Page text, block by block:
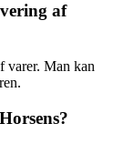
af
varer. Man kan